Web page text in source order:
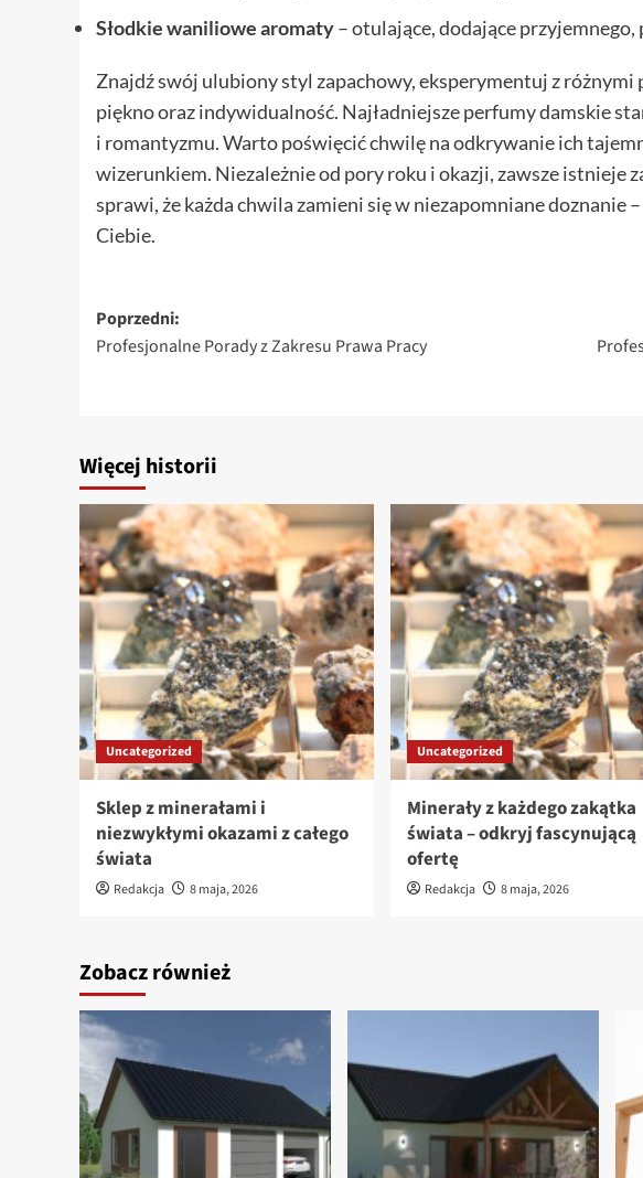
Słodkie waniliowe aromaty– otulające, dodające
Znajdź swój ulubiony styl zapachowy, eksperymentuj z
piękno oraz indywidualność. Najładniejsze perfumy damskie
i romantyzmu. Warto poświęcić chwilę na odkrywanie ich
wizerunkiem. Niezależnie od pory roku i okazji, zawsze istnieje
sprawi, że każda chwila zamieni się w niezapomniane doznanie
Ciebie.
Zobacz
wpisy
Poprzedni:
Profesjonalne Porady z Zakresu Prawa Pracy
Więcej historii
Uncategorized
Sklep z minerałami i
niezwykłymi okazami z całego
świata
Redakcja 8 maja, 2026
Uncategorized
Minerały z każdego zakątka
świata – odkryj fascynującą
ofertę
Redakcja 8 maja, 2026
Zobacz również